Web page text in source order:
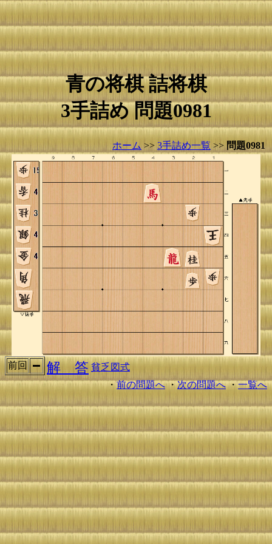
青の将棋 詰将棋
3手詰め 問題0981
ホーム >> 3手詰め一覧 >> 問題0981
前回 解 答 貧乏図式
・前の問題へ・次の問題へ・一覧へ